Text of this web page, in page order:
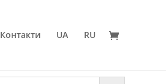
Контакти UA RU